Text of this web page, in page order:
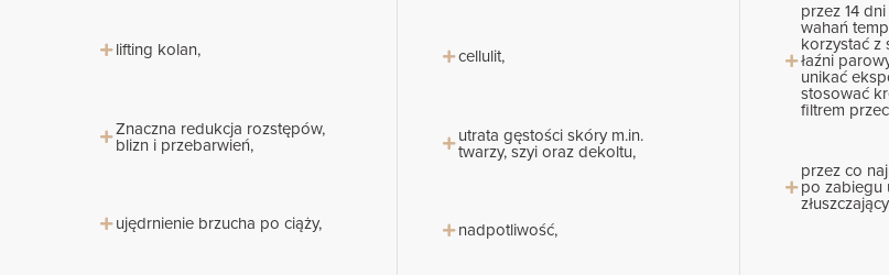
lifting kolan,
Znaczna redukcja rozstępów,
blizn i przebarwień,
ujędrnienie brzucha po ciąży,
cellulit,
utrata gęstości skóry m.in.
twarzy, szyi oraz dekoltu,
nadpotliwość,
przez 14
wahań
korzystać z
łaźni
unikać
stosować
filtrem
przez co
po zabiegu